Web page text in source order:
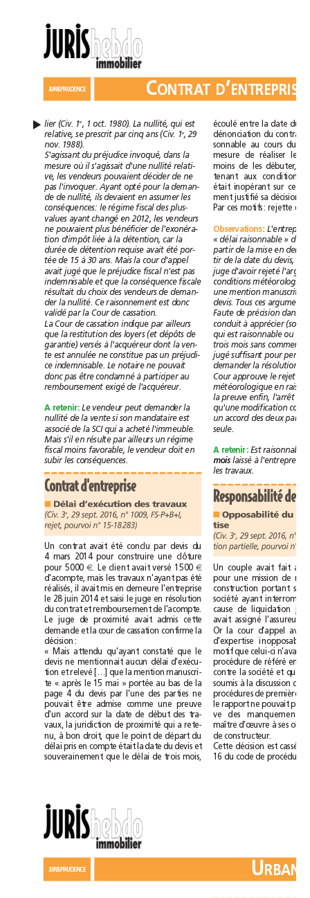
lier (Civ. 1e, 1 oct. 1980). La nullité, qui est
relative, se prescrit par cinq ans (Civ. 1e,
29
nov.
1988).
S'agissant du préjudice invoqué, dans la
m
esure où il s'agissait d'une nullité
relati-
ve,
les vendeurs pouvaient décider de
ne
pas
l'invoquer. Ayant opté pour la
deman-
de
de nullité, ils devaient en assumer
les
conséquences: le régime fiscal des
plus-
values
ayant changé en 2012, les
vendeurs
ne
pouvaient plus bénéficier de
l'exonéra-
tion
d'impôt liée à la détention, car la
durée
de détention requise avait été
por-
tée
de 15 à 30 ans. Mais la cour d'appel
avait jugé que le préjudice fiscal n'est
pas
indemnisable
et que la conséquence fiscale
résultait du choix des vendeurs de
deman-
der la nullité. Ce raisonnement est donc
validé par la Cour de
cassation.
La
Cour de cassation indique par
ailleurs
que la restitution des loyers (et dépôts de
garantie) versés à l'acquéreur dont la
ven-
te
est annulée ne constitue pas un
préjudi-
ce
indemnisable. Le notaire ne pouvait
donc pas être condamnéà participer au
remboursement exigé de l'acquéreur.
A retenir: Le vendeur peut demander la
nullité de la vente si son mandataire est
associé de la SCI qui a acheté
l'immeuble.
Mais
s'il en résulte par ailleurs un régime
fiscal moins favorable, le vendeur doit
en
subir
les conséquences.
Contrat d'entreprise
Délai d’exécution des travaux
(Civ. 3e, 29 sept. 2016, n°1009, FS-P+B+I,
rejet, pourvoi n°15-18283)
Un contrat avait été conclu par devis
du
4mars
2014 pour construire une
clôture
pour
5000 €. Le client avait versé 1500 €
d'acompte, mais les travaux n'ayant pas été
réalisés, avait mis en demeure
l'entreprise
le
28juin 2014 et saisi le juge en
résolution
du
contrat et remboursement de
l'acompte.
Le
juge de proximité avait admis
cette
demande
et la cour de cassation confirme la
décision:
«
Mais attendu qu'ayant constaté que
le
devis
ne mentionnait aucun délai
d'exécu-
tion
et relevé que la mention
manuscri-
te « après le 15mai » portée au bas de la
page4 du devis par l'une des parties
ne
pouvait
être admise comme une
preuve
d'un
accord sur la date de début des
tra-
vaux, la juridiction de proximité qui a
rete-
nu, à bon droit, que le point de départ du
délai pris en compte était la date du devis
et
souverainement
que le délai de trois mois,
écoulé entre la date
du
dénonciation
du
sonnable
au
cours
mesure
de réaliser
m
oins de les débuter,
tenant
aux
était
inopérant sur
ment
justifié sa
Par
ces motifs: rejette
Observations:
«
délai raisonnable »
partir
de la mise
en
tir
de la date du devis,
juge
d'avoir rejeté
conditions
une
mention
devis.
Tous ces
Faute
de précision dans
conduità apprécier
qui est raisonnable
ou
trois
mois sans
jugé suffisant
pour
demander la résolution
Cour
approuve le rejet
météorologique
en
la
preuve enfin, l'arrêt
qu'une
modification
un
accord des deux
seule.
A retenir: Est
mois laissé à
les travaux.
Responsabilité des
Opposabilité du
tise
(Civ. 3e, 29 sept.
2016,
tion
partielle, pourvoi
Un couple avait
fait
pour
une mission
de
construction
portant
société ayant
cause
de
liquidation
avait
assigné
Or
la cour d'appel
d'expertise
motif que celui-ci
procédure
de référé
contre la société et
soumis à la discussion
procédures
de
première
le
rapport ne pouvait
ve
des
maître
d'œuvre à
ses
de
constructeur.
Cette
décision est
16 du code de
C ONTRATD’
▲
JURISPRUDENCE
U
JURISPRUDENCE